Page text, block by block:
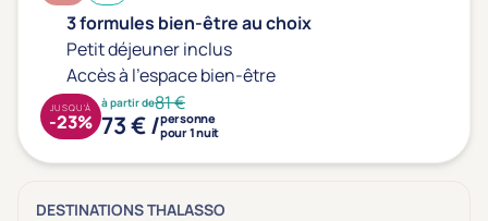
3 formules bien-être au choix
Petit déjeuner inclus
Accès à l'espace bien-être
à partir de81 €
73 € /personne
pour 1 nuit
JUSQU'À
-23%
DESTINATIONS THALASSO